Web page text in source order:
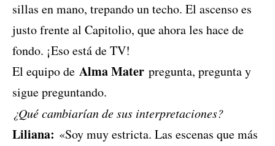
sillas en mano, trepando un techo. El ascenso es
justo frente al Capitolio, que ahora les hace de
fondo. ¡Eso está de TV!
El equipo de Alma Mater pregunta, pregunta y
sigue preguntando.
¿Qué cambiarían de sus interpretaciones?
Liliana: «Soy muy estricta. Las escenas que más